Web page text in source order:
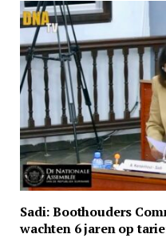
Sadi: Boothouders
wachten 6 jaren op